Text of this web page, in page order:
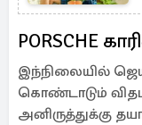
PORSCHE
இந்நிலையில்
கொண்டாடும்
அனிருத்துக்கு